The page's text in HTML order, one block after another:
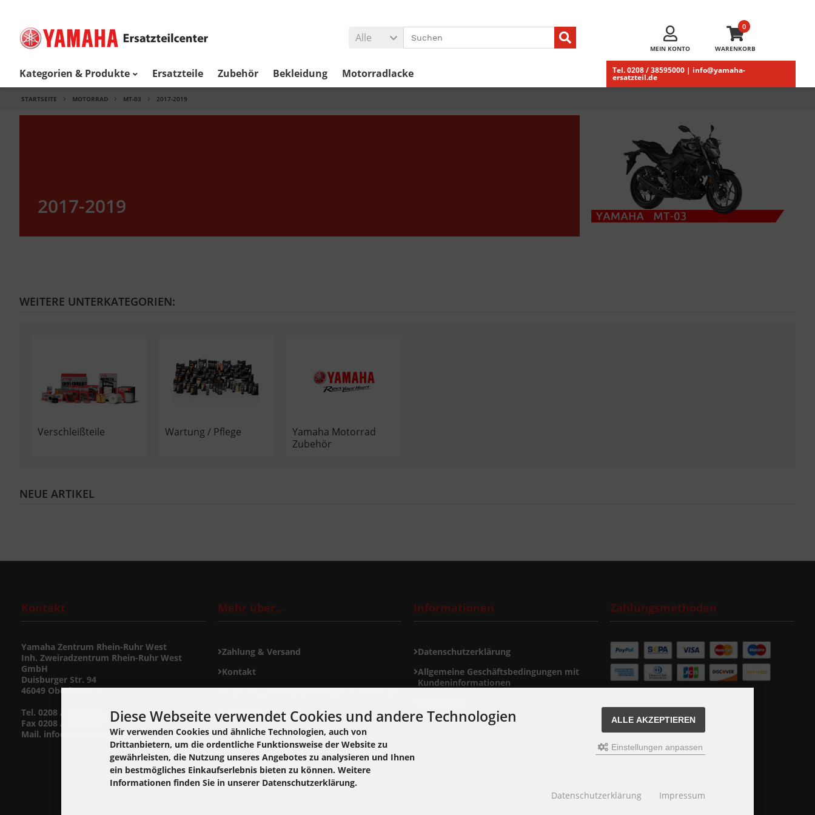
Alle
MEIN KONTO
0
WARENKORB
Kategorien & Produkte Ersatzteile Zubehör Bekleidung Motorradlacke Tel. 0208 / 38595000 | info@yamaha-
ersatzteil.de
STARTSEITE MOTORRAD MT-03 2017-2019
2017-2019
WEITERE UNTERKATEGORIEN:
Verschleißteile Wartung / Pflege
Yamaha Motorrad
Zubehör
NEUE ARTIKEL
Kontakt
Yamaha Zentrum Rhein-Ruhr West
Inh. Zweiradzentrum Rhein-Ruhr West
GmbH
Duisburger Str. 94
46049 Oberhausen
Tel. 0208 / 38595000
Fax 0208 / 38598000
Mail. info@yamaha-ersatzteil.de
Mehr über...
Zahlung & Versand
Kontakt
Widerrufsbelehrung & Widerrufsformular
Lieferzeit
Widerrufsformular
Cookie Einstellungen
Informationen
Datenschutzerklärung
Allgemeine Geschäftsbedingungen mit
Kundeninformationen
Zahlungsmethoden
Diese Webseite verwendet Cookies und andere Technologien
Wir verwenden Cookies und ähnliche Technologien, auch von
Drittanbietern, um die ordentliche Funktionsweise der Website zu
gewährleisten, die Nutzung unseres Angebotes zu analysieren und Ihnen
ein bestmögliches Einkaufserlebnis bieten zu können. Weitere
Informationen finden Sie in unserer Datenschutzerklärung.
ALLE AKZEPTIEREN
Einstellungen anpassen
Datenschutzerklärung Impressum